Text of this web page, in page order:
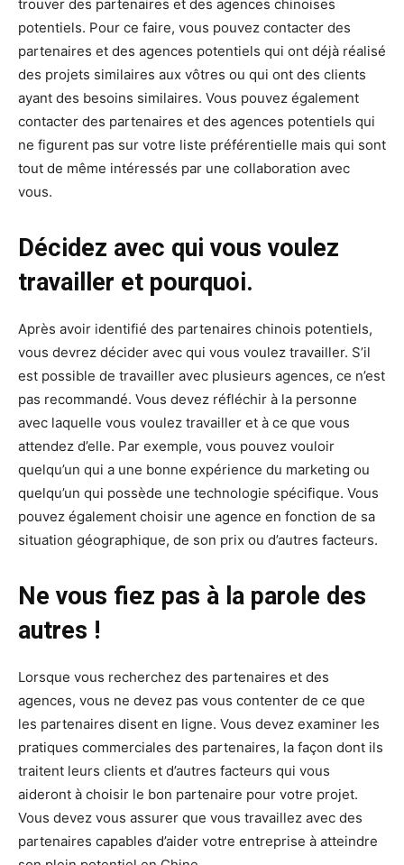
trouver des partenaires et des agences chinoises
potentiels. Pour ce faire, vous pouvez contacter des
partenaires et des agences potentiels qui ont déjà réalisé
des projets similaires aux vôtres ou qui ont des clients
ayant des besoins similaires. Vous pouvez également
contacter des partenaires et des agences potentiels qui
ne figurent pas sur votre liste préférentielle mais qui sont
tout de même intéressés par une collaboration avec
vous.
Décidez avec qui vous voulez
travailler et pourquoi.
Après avoir identifié des partenaires chinois potentiels,
vous devrez décider avec qui vous voulez travailler. S’il
est possible de travailler avec plusieurs agences, ce n’est
pas recommandé. Vous devez réfléchir à la personne
avec laquelle vous voulez travailler et à ce que vous
attendez d’elle. Par exemple, vous pouvez vouloir
quelqu’un qui a une bonne expérience du marketing ou
quelqu’un qui possède une technologie spécifique. Vous
pouvez également choisir une agence en fonction de sa
situation géographique, de son prix ou d’autres facteurs.
Ne vous fiez pas à la parole des
autres !
Lorsque vous recherchez des partenaires et des
agences, vous ne devez pas vous contenter de ce que
les partenaires disent en ligne. Vous devez examiner les
pratiques commerciales des partenaires, la façon dont ils
traitent leurs clients et d’autres facteurs qui vous
aideront à choisir le bon partenaire pour votre projet.
Vous devez vous assurer que vous travaillez avec des
partenaires capables d’aider votre entreprise à atteindre